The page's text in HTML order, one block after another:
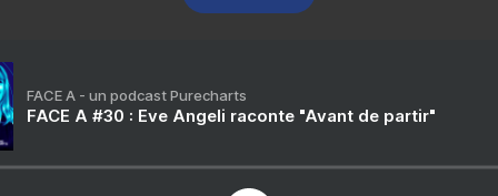
FACE A - un podcast Purecharts
FACE A #30 : Eve Angeli raconte "Avant de partir"